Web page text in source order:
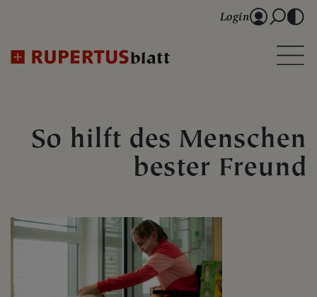
Login
So hilft des Menschen
bester Freund